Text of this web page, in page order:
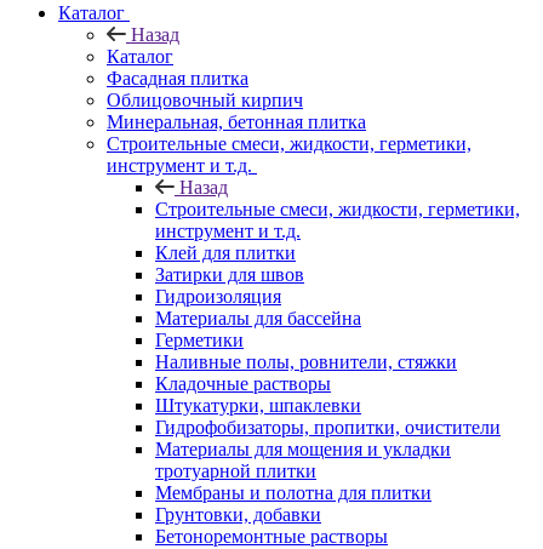
Каталог
Назад
Каталог
Фасадная плитка
Облицовочный кирпич
Минеральная, бетонная плитка
Строительные смеси, жидкости, герметики,
инструмент и т.д.
Назад
Строительные смеси, жидкости, герметики,
инструмент и т.д.
Клей для плитки
Затирки для швов
Гидроизоляция
Материалы для бассейна
Герметики
Наливные полы, ровнители, стяжки
Кладочные растворы
Штукатурки, шпаклевки
Гидрофобизаторы, пропитки, очистители
Материалы для мощения и укладки
тротуарной плитки
Мембраны и полотна для плитки
Грунтовки, добавки
Бетоноремонтные растворы